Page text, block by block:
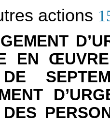
actions
EN Œ
DE
DES